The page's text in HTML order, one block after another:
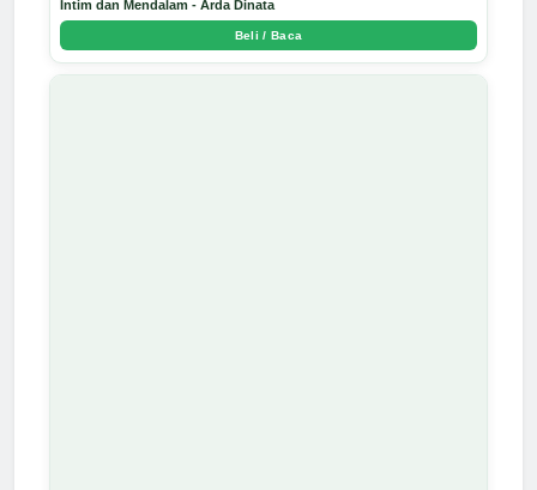
Intim dan Mendalam - Arda Dinata
Beli / Baca